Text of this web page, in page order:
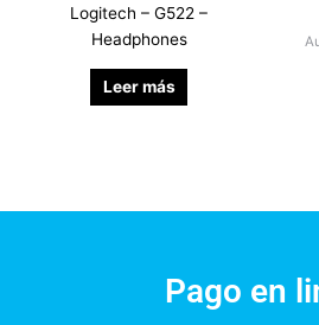
Logitech – G522 –
Headphones
Leer más
Pago en